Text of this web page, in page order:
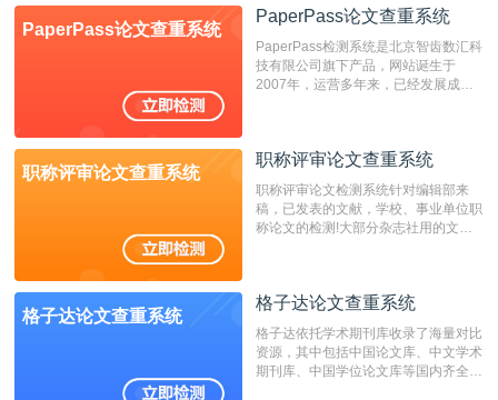
检测系统，其真实性和权威性无可厚
非。其次，相对于知网而言，万方检测
费用少，上手容易，是学生初次论文查
重的推荐系统。
PaperPass论文查重系统
PaperPass论文查重系统
PaperPass检测系统是北京智齿数汇科
技有限公司旗下产品，网站诞生于
2007年，运营多年来，已经发展成为
检测速度快、精度高，市场反映良好。
职称评审论文查重系统
职称评审论文查重系统
职称评审论文检测系统针对编辑部来
稿，已发表的文献，学校、事业单位职
称论文的检测!大部分杂志社用的文献
编辑部检测来稿和已发表的文献,检测
测时注意填写第一作者,才能排除已发
表文献复制比。（限制字符数1万）
格子达论文查重系统
格子达论文查重系统
格子达依托学术期刊库收录了海量对比
资源，其中包括中国论文库、中文学术
期刊库、中国学位论文库等国内齐全的